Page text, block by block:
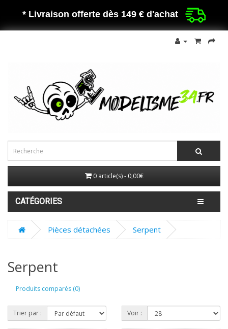
* Livraison offerte dès 149 € d'achat
0 article(s) - 0,00€
CATÉGORIES
Pièces détachées Serpent
Serpent
Produits comparés (0)
Trier par : Voir :